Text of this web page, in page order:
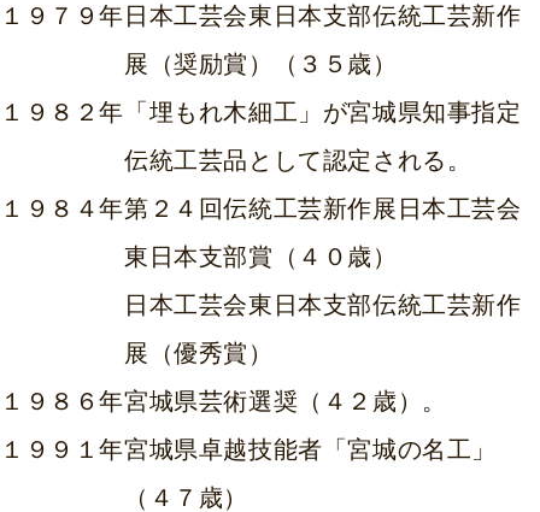
１９７９年日本工芸会東日本支部伝統工芸新作
展（奨励賞）（３５歳）
１９８２年 「埋もれ木細工」が宮城県知事指定
伝統工芸品として認定される。
１９８４年第２４回伝統工芸新作展日本工芸会
東日本支部賞（４０歳）
日本工芸会東日本支部伝統工芸新作
展（優秀賞）
１９８６年宮城県芸術選奨（４２歳）。
１９９１年宮城県卓越技能者「宮城の名工」
（４７歳）